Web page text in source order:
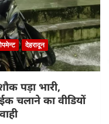
देहरादून
पड़ा भारी,
चलाने का वीडियों